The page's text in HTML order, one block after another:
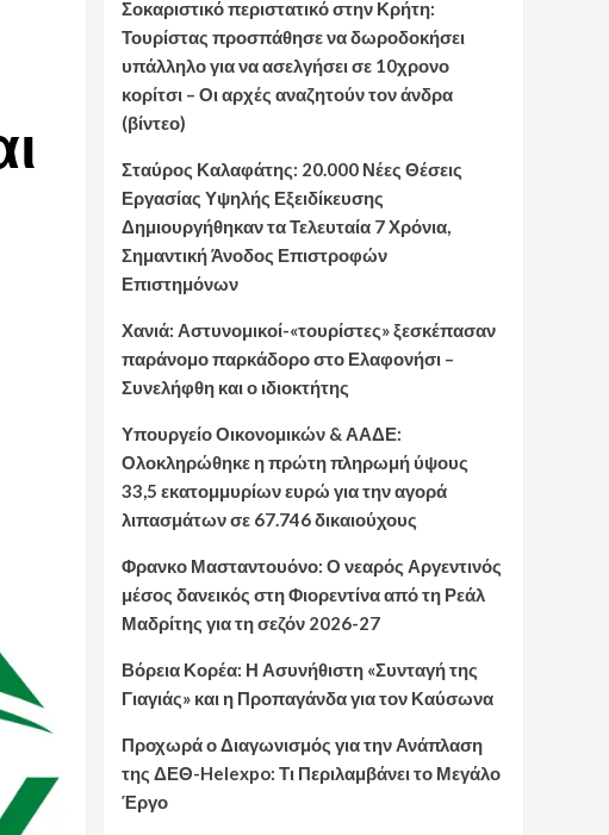
Σοκαριστικό περιστατικό στην Κρήτη:
Τουρίστας προσπάθησε να δωροδοκήσει
υπάλληλο για να ασελγήσει σε 10χρονο
κορίτσι – Οι αρχές αναζητούν τον άνδρα
(βίντεο)
Σταύρος Καλαφάτης: 20.000 Νέες Θέσεις
Εργασίας Υψηλής Εξειδίκευσης
Δημιουργήθηκαν τα Τελευταία 7 Χρόνια,
Σημαντική Άνοδος Επιστροφών
Επιστημόνων
Χανιά: Αστυνομικοί-«τουρίστες» ξεσκέπασαν
παράνομο παρκάδορο στο Ελαφονήσι –
Συνελήφθη και ο ιδιοκτήτης
Υπουργείο Οικονομικών & ΑΑΔΕ:
Ολοκληρώθηκε η πρώτη πληρωμή ύψους
33,5 εκατομμυρίων ευρώ για την αγορά
λιπασμάτων σε 67.746 δικαιούχους
Φρανκο Μασταντουόνο: Ο νεαρός Αργεντινός
μέσος δανεικός στη Φιορεντίνα από τη Ρεάλ
Μαδρίτης για τη σεζόν 2026-27
Βόρεια Κορέα: Η Ασυνήθιστη «Συνταγή της
Γιαγιάς» και η Προπαγάνδα για τον Καύσωνα
Προχωρά ο Διαγωνισμός για την Ανάπλαση
της ΔΕΘ-Helexpo: Τι Περιλαμβάνει το Μεγάλο
Έργο